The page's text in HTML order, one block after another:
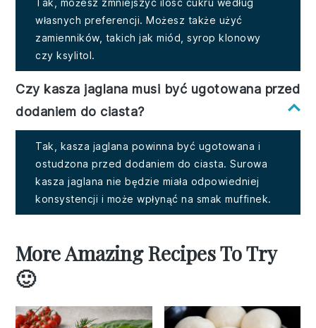
Tak, możesz zmniejszyć ilość cukru według
własnych preferencji. Możesz także użyć
zamienników, takich jak miód, syrop klonowy
czy ksylitol.
Czy kasza jaglana musi być ugotowana przed
dodaniem do ciasta?
Tak, kasza jaglana powinna być ugotowana i
ostudzona przed dodaniem do ciasta. Surowa
kasza jaglana nie będzie miała odpowiedniej
konsystencji i może wpłynąć na smak muffinek.
More Amazing Recipes To Try
🙂